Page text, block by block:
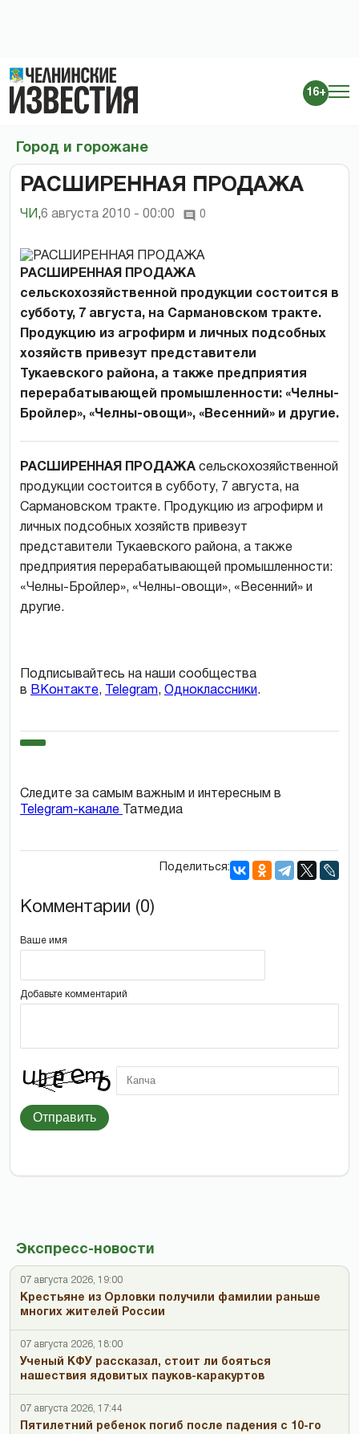
16+
Экспресс-новости
07 августа 2026, 19:00
Крестьяне из Орловки получили фамилии раньше
многих жителей России
07 августа 2026, 18:00
Ученый КФУ рассказал, стоит ли бояться
нашествия ядовитых пауков-каракуртов
07 августа 2026, 17:44
Пятилетний ребенок погиб после падения с 10-го
Город и горожане
РАСШИРЕННАЯ ПРОДАЖА
ЧИ ,6 августа 2010 - 00:00 0
РАСШИРЕННАЯ ПРОДАЖА
сельскохозяйственной продукции состоится в
субботу, 7 августа, на Сармановском тракте.
Продукцию из агрофирм и личных подсобных
хозяйств привезут представители
Тукаевского района, а также предприятия
перерабатывающей промышленности: «Челны-
Бройлер», «Челны-овощи», «Весенний» и другие.
РАСШИРЕННАЯ ПРОДАЖА сельскохозяйственной
продукции состоится в субботу, 7 августа, на
Сармановском тракте. Продукцию из агрофирм и
личных подсобных хозяйств привезут
представители Тукаевского района, а также
предприятия перерабатывающей промышленности:
«Челны-Бройлер», «Челны-овощи», «Весенний» и
другие.
Подписывайтесь на наши сообщества
в ВКонтакте, Telegram, Одноклассники.
Следите за самым важным и интересным в
Telegram-канале
Татмедиа
Поделиться:
Комментарии (0)
Ваше имя
Добавьте комментарий
Отправить